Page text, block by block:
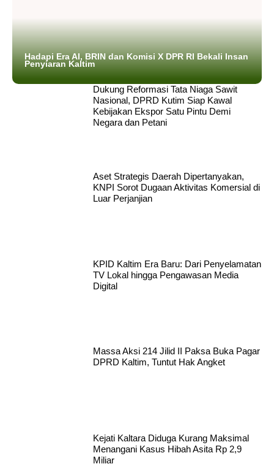
Hadapi Era AI, BRIN dan Komisi X DPR RI Bekali Insan
Penyiaran Kaltim
Dukung Reformasi Tata Niaga Sawit
Nasional, DPRD Kutim Siap Kawal
Kebijakan Ekspor Satu Pintu Demi
Negara dan Petani
Aset Strategis Daerah Dipertanyakan,
KNPI Sorot Dugaan Aktivitas Komersial di
Luar Perjanjian
KPID Kaltim Era Baru: Dari Penyelamatan
TV Lokal hingga Pengawasan Media
Digital
Massa Aksi 214 Jilid II Paksa Buka Pagar
DPRD Kaltim, Tuntut Hak Angket
Kejati Kaltara Diduga Kurang Maksimal
Menangani Kasus Hibah Asita Rp 2,9
Miliar